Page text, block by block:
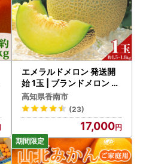
エメラルドメロン 発送開
始 1玉 | ブランドメロン JA
夜須 yu-0048
高知県香南市
(23)
17,000